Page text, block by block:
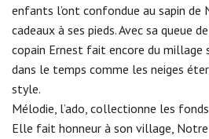
enfants l’ont confondue au sapin
cadeaux à ses pieds. Avec sa queue
copain Ernest fait encore du millage
dans le temps comme les neiges
style.
Mélodie, l’ado, collectionne les
Elle fait honneur à son village,